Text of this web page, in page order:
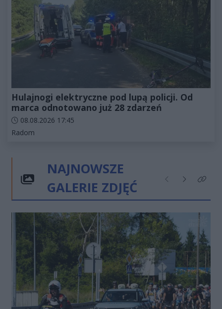
Hulajnogi elektryczne pod lupą policji. Od
marca odnotowano już 28 zdarzeń
Data dodania artykułu:
08.08.2026 17:45
Kategorie artykułu:
Radom
NAJNOWSZE
GALERIE ZDJĘĆ
Poprzednie
NastępneKliknij